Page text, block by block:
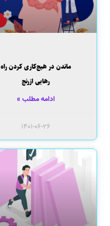
ماندن در هیچ‌کاری کردن راه
رهایی ازرنج
ادامه مطلب »
۱۴۰۱-۰۶-۲۶